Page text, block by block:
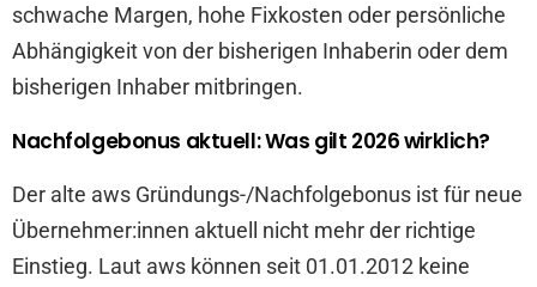
schwache Margen, hohe Fixkosten oder persönliche
Abhängigkeit von der bisherigen Inhaberin oder dem
bisherigen Inhaber mitbringen.
Nachfolgebonus aktuell: Was gilt 2026 wirklich?
Der alte aws Gründungs-/Nachfolgebonus ist für neue
Übernehmer:innen aktuell nicht mehr der richtige
Einstieg. Laut aws können seit 01.01.2012 keine